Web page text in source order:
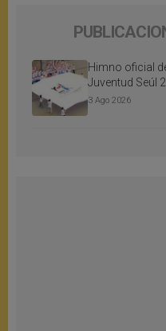
Himno oficial
Juventud Seúl
3 Ago 2026